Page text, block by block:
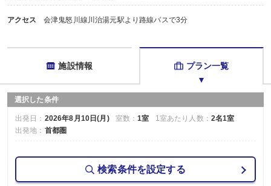
アクセス 会津鬼怒川線川治湯元駅より路線バスで3分
施設情報 プラン一覧
選択した条件
出発日： 2026年8月10日(月) 室数：1室 1室あたり人数： 2名1室
出発地： 首都圏
検索条件を設定する